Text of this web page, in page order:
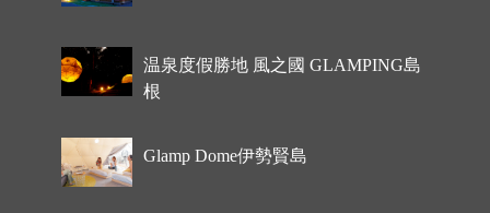
温泉度假勝地 風之國 GLAMPING島
根
Glamp Dome伊勢賢島